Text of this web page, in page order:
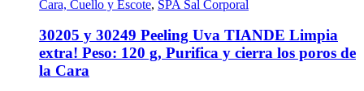
Cara, Cuello y Escote, SPA Sal Corporal
30205 y 30249 Peeling Uva TIANDE Limpia
extra! Peso: 120 g, Purifica y cierra los poros de
la Cara